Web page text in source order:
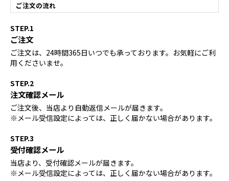
ご注文の流れ
STEP.1
ご注文
ご注文は、24時間365日いつでも承っております。お気軽にご利
用くださいませ。
STEP.2
注文確認メール
ご注文後、当店より自動返信メールが届きます。
※メール受信設定によっては、正しく届かない場合があります。
STEP.3
受付確認メール
当店より、受付確認メールが届きます。
※メール受信設定によっては、正しく届かない場合があります。